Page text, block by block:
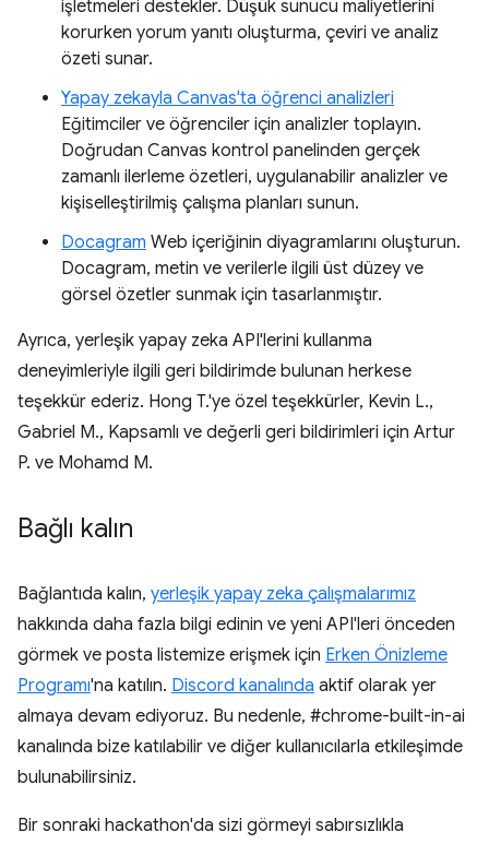
işletmeleri destekler. Düşük sunucu maliyetlerini
korurken yorum yanıtı oluşturma, çeviri ve analiz
özeti sunar.
Yapay zekayla Canvas'ta öğrenci analizleri
Eğitimciler ve öğrenciler için analizler toplayın.
Doğrudan Canvas kontrol panelinden gerçek
zamanlı ilerleme özetleri, uygulanabilir analizler ve
kişiselleştirilmiş çalışma planları sunun.
Docagram Web içeriğinin diyagramlarını oluşturun.
Docagram, metin ve verilerle ilgili üst düzey ve
görsel özetler sunmak için tasarlanmıştır.
Ayrıca, yerleşik yapay zeka API'lerini kullanma
deneyimleriyle ilgili geri bildirimde bulunan herkese
teşekkür ederiz. Hong T.'ye özel teşekkürler, Kevin L.,
Gabriel M., Kapsamlı ve değerli geri bildirimleri için Artur
P. ve Mohamd M.
Bağlı kalın
Bağlantıda kalın, yerleşik yapay zeka çalışmalarımız
hakkında daha fazla bilgi edinin ve yeni API'leri önceden
görmek ve posta listemize erişmek için Erken Önizleme
Programı'na katılın. Discord kanalında aktif olarak yer
almaya devam ediyoruz. Bu nedenle, #chrome-built-in-ai
kanalında bize katılabilir ve diğer kullanıcılarla etkileşimde
bulunabilirsiniz.
Bir sonraki hackathon'da sizi görmeyi sabırsızlıkla